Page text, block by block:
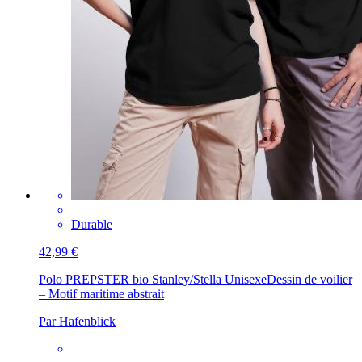
Durable
42,99 €
Polo PREPSTER bio Stanley/Stella UnisexeDessin de voilier
– Motif maritime abstrait
Par Hafenblick